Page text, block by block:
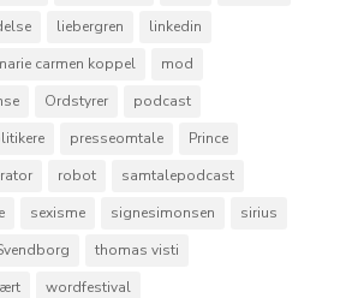
liebergren
linkedin
carmen koppel
mod
Ordstyrer
podcast
presseomtale
Prince
robot
samtalepodcast
sexisme signesimonsen
sirius
thomas visti
wordfestival